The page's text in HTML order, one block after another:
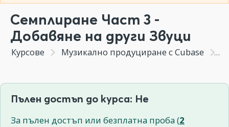
Семплиране Част 3 -
Добавяне на други Звуци
Курсове Музикално продуциране с Cubase
Пълен достъп до курса: Не
За пълен достъп или безплатна проба (2